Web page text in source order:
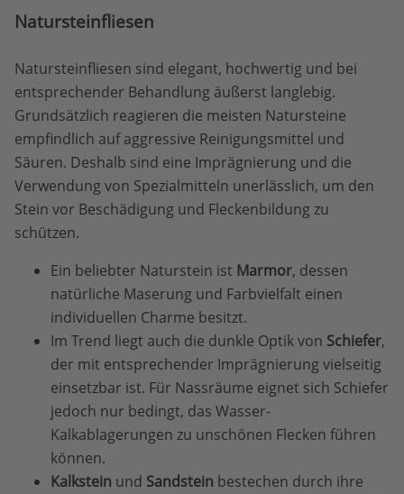
Natursteinfliesen
Natursteinfliesen sind elegant, hochwertig und bei
entsprechender Behandlung äußerst langlebig.
Grundsätzlich reagieren die meisten Natursteine
empfindlich auf aggressive Reinigungsmittel und
Säuren. Deshalb sind eine Imprägnierung und die
Verwendung von Spezialmitteln unerlässlich, um den
Stein vor Beschädigung und Fleckenbildung zu
schützen.
Ein beliebter Naturstein ist Marmor, dessen
natürliche Maserung und Farbvielfalt einen
individuellen Charme besitzt.
Im Trend liegt auch die dunkle Optik von Schiefer,
der mit entsprechender Imprägnierung vielseitig
einsetzbar ist. Für Nassräume eignet sich Schiefer
jedoch nur bedingt, das Wasser-
Kalkablagerungen zu unschönen Flecken führen
können.
Kalkstein und Sandstein bestechen durch ihre